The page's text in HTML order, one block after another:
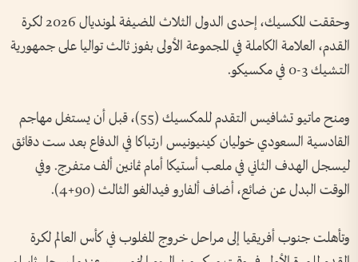
وحققت المكسيك، إحدى الدول الثلاث المضيفة لمونديال 2026 لكرة
القدم، العلامة الكاملة في المجموعة الأولى بفوز ثالث تواليا على جمهورية
التشيك 3-0 في مكسيكو.
ومنح ماتيو تشافيس التقدم للمكسيك (55)، قبل أن يستغل مهاجم
القادسية السعودي خوليان كينيونيس ارتباكا في الدفاع بعد ست دقائق
ليسجل الهدف الثاني في ملعب أستيكا أمام ثمانين ألف متفرج. وفي
الوقت البدل عن ضائع، أضاف ألفارو فيدالغو الثالث (90+4).
وتأهلت ​جنوب أفريقيا إلى مراحل خروج المغلوب في كأس العالم لكرة